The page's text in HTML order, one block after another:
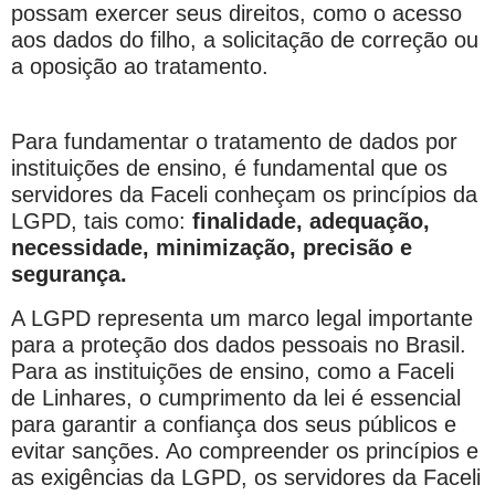
possam exercer seus direitos, como o acesso
aos dados do filho, a solicitação de correção ou
a oposição ao tratamento.
Para fundamentar o tratamento de dados por
instituições de ensino, é fundamental que os
servidores da Faceli conheçam os princípios da
LGPD, tais como: finalidade, adequação,
necessidade, minimização, precisão e
segurança.
A LGPD representa um marco legal importante
para a proteção dos dados pessoais no Brasil.
Para as instituições de ensino, como a Faceli
de Linhares, o cumprimento da lei é essencial
para garantir a confiança dos seus públicos e
evitar sanções. Ao compreender os princípios e
as exigências da LGPD, os servidores da Faceli